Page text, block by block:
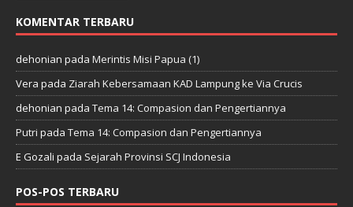
KOMENTAR TERBARU
dehonian pada Merintis Misi Papua (1)
Vera pada Ziarah Kebersamaan KAD Lampung ke Via Crucis
dehonian pada Tema 14: Compasion dan Pengertiannya
Putri pada Tema 14: Compasion dan Pengertiannya
E Gozali pada Sejarah Provinsi SCJ Indonesia
POS-POS TERBARU